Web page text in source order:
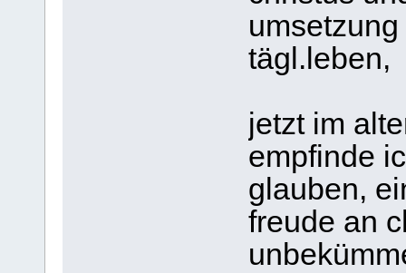
tägl.leben,
jetzt im
empfinde
glauben,
freude an